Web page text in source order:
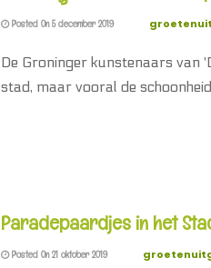
Posted On 5 december 2019
De Groninger kunstenaars van
stad, maar vooral de
Paradepaardjes in het
Posted On 21 oktober 2019